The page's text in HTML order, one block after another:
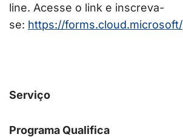
line. Acesse o link e inscreva-
se: https://forms.cloud.microsoft/
Serviço
Programa Qualifica